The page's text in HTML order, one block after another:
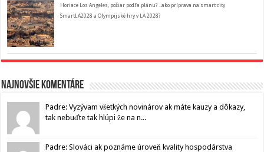
Horiace Los Angeles, požiar podľa plánu? ..ako príprava na smart city
SmartLA2028 a Olympijské hry v LA 2028?
Najnovšie komentáre
Padre: Vyzývam všetkých novinárov ak máte kauzy a dôkazy,
tak nebuďte tak hlúpi že na n...
Padre: Slováci ak poznáme úroveň kvality hospodárstva